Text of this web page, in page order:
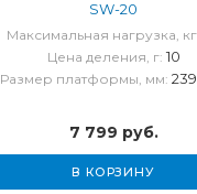
SW-20
Максимальная нагрузка,
Цена деления, г: 10
Размер платформы, мм:
7 799 руб.
В КОРЗИНУ